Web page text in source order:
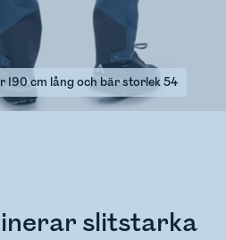
190 cm lång och bär storlek 54
slitstarka